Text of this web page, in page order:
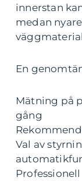
innerstan
medan
En
Mätning på
gång
Val av